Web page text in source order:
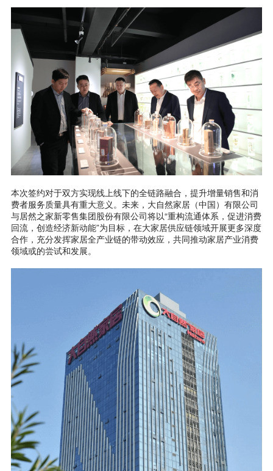
本次签约对于双方实现线上线下的全链路融合，提升增量销售和消
费者服务质量具有重大意义。未来，大自然家居（中国）有限公司
与居然之家新零售集团股份有限公司将以“重构流通体系，促进消费
回流，创造经济新动能”为目标，在大家居供应链领域开展更多深度
合作，充分发挥家居全产业链的带动效应，共同推动家居产业消费
领域或的尝试和发展。